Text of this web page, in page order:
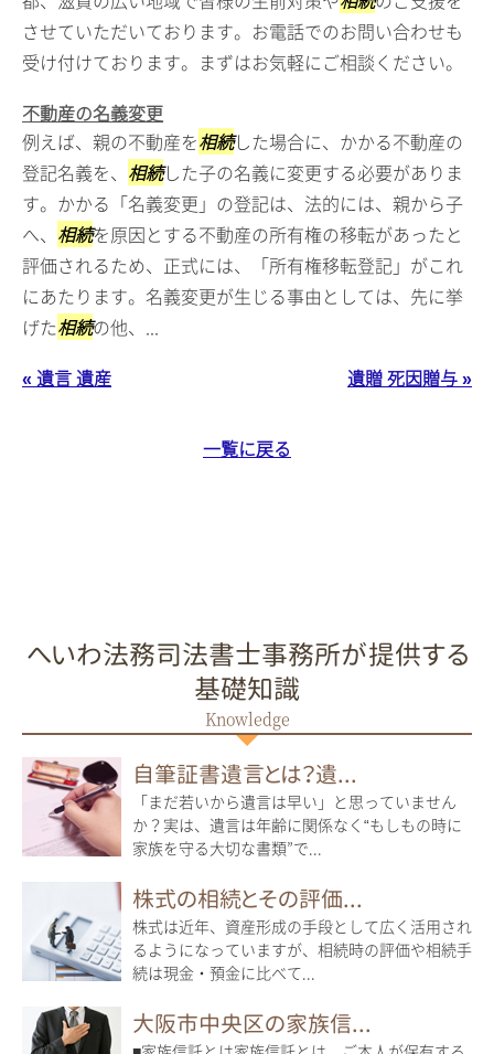
させていただいております。お電話でのお問い合わせも
受け付けております。まずはお気軽にご相談ください。
不動産の名義変更
例えば、親の不動産を相続した場合に、かかる不動産の
登記名義を、 相続した子の名義に変更する必要がありま
す。かかる「名義変更」の登記は、法的には、親から子
へ、 相続を原因とする不動産の所有権の移転があったと
評価されるため、正式には、「所有権移転登記」がこれ
にあたります。名義変更が生じる事由としては、先に挙
げた相続の他、...
« 遺言 遺産
遺贈 死因贈与 »
一覧に戻る
へいわ法務司法書士事務所が提供する
基礎知識
自筆証書遺言とは？遺...
「まだ若いから遺言は早い」と思っていません
か？実は、遺言は年齢に関係なく“もしもの時に
家族を守る大切な書類”で...
株式の相続とその評価...
株式は近年、資産形成の手段として広く活用され
るようになっていますが、相続時の評価や相続手
続は現金・預金に比べて...
大阪市中央区の家族信...